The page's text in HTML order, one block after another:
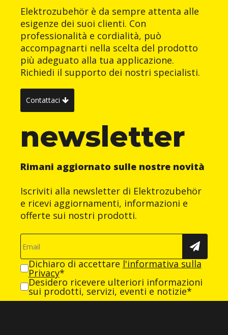
Elektrozubehör è da sempre attenta alle
esigenze dei suoi clienti. Con
professionalità e cordialità, può
accompagnarti nella scelta del prodotto
più adeguato alla tua applicazione.
Richiedi il supporto dei nostri specialisti.
Contattaci
newsletter
Rimani aggiornato sulle nostre novità
Iscriviti alla newsletter di Elektrozubehör
e ricevi aggiornamenti, informazioni e
offerte sui nostri prodotti.
Dichiaro di accettare l'informativa sulla
Privacy*
Desidero ricevere ulteriori informazioni
sui prodotti, servizi, eventi e notizie*